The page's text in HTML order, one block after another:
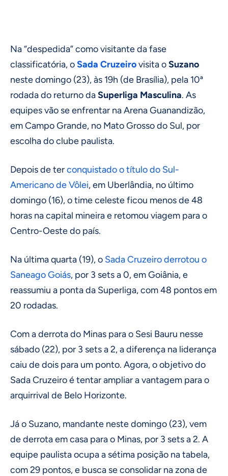
Na “despedida” como visitante da fase
classificatória, oSada Cruzeirovisita oSuzano
neste domingo (23), às 19h (de Brasília), pela 10ª
rodada do returno daSuperliga Masculina. As
equipes vão se enfrentar na Arena Guanandizão,
em Campo Grande, no Mato Grosso do Sul, por
escolha do clube paulista.
Depois de terconquistado o título do Sul-
Americano de Vôlei, em Uberlândia, no último
domingo (16), o time celeste ficou menos de 48
horas na capital mineira e retomou viagem para o
Centro-Oeste do país.
Na última quarta (19), o Sada Cruzeiro derrotou o
Saneago Goiás, por 3 sets a 0, em Goiânia, e
reassumiu a ponta da Superliga, com 48 pontos em
20 rodadas.
Com a derrota do Minas para o Sesi Bauru nesse
sábado (22), por 3 sets a 2, a diferença na liderança
caiu de dois para um ponto. Agora, o objetivo do
Sada Cruzeiro é tentar ampliar a vantagem para o
arquirrival de Belo Horizonte.
Já o Suzano, mandante neste domingo (23), vem
de derrota em casa para o Minas, por 3 sets a 2. A
equipe paulista ocupa a sétima posição na tabela,
com 29 pontos, e busca se consolidar na zona de